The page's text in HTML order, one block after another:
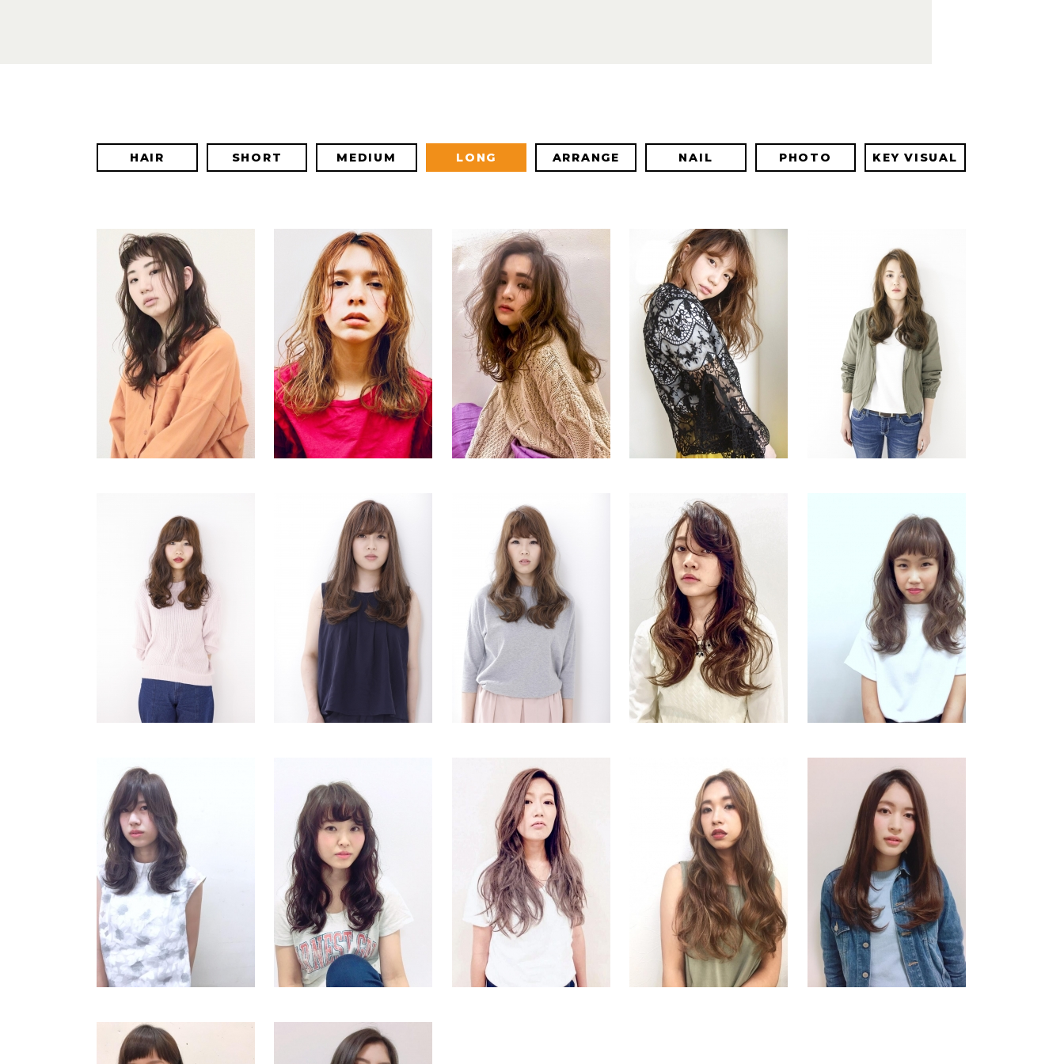
HAIR SHORT MEDIUM LONG ARRANGE NAIL PHOTO KEY VISUAL